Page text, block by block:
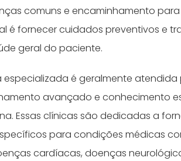
comuns e encaminhamento para
é fornecer cuidados preventivos e
geral do paciente.
especializada é geralmente atendida
avançado e conhecimento
Essas clínicas são dedicadas a
para condições médicas
cardíacas, doenças